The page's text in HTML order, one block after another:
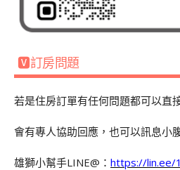
🆅訂房問題
若是住房訂單有任何問題都可以直
會有專人協助回應，也可以訊息小
雄獅小幫手LINE@： https://lin.ee/